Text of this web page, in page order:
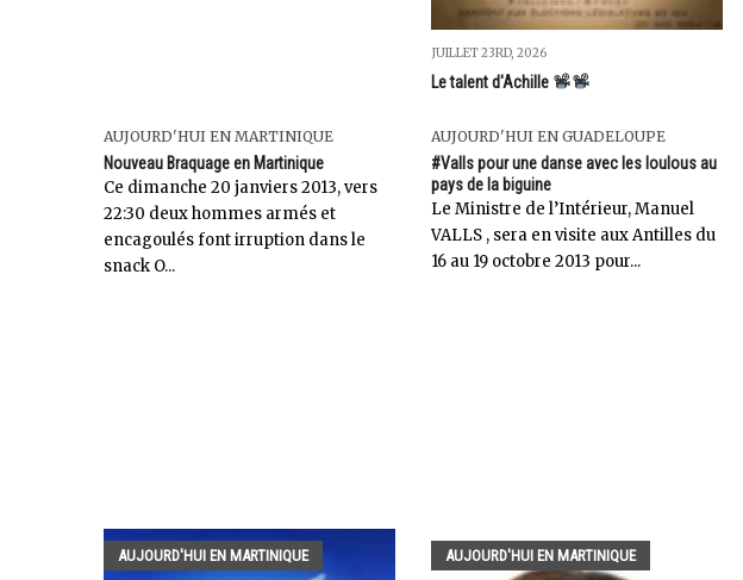
JUILLET 23RD, 2026
Le talent d'Achille
AUJOURD'HUI EN MARTINIQUE
Nouveau Braquage en Martinique
Ce dimanche 20 janviers 2013, vers
22:30 deux hommes armés et
encagoulés font irruption dans le
snack O...
AUJOURD'HUI EN GUADELOUPE
#Valls pour une danse avec les loulous au
pays de la biguine
Le Ministre de l’Intérieur, Manuel
VALLS , sera en visite aux Antilles du
16 au 19 octobre 2013 pour...
AUJOURD'HUI EN MARTINIQUE AUJOURD'HUI EN MARTINIQUE